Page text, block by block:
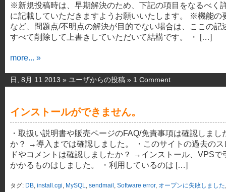
※新規投稿時は、早期解決のため、下記の項目をなるべく
に記載していただきますようお願いいたします。 ※機能の
など、問題点/不明点の解決が目的でない場合は、ここの記
すべて削除して上書きしていただいて結構です。 ・ […]
more... »
日, 8月 11 2013 » ユーザからの投稿 » 1 Comment
インストールができません。
・取扱い説明書や販売ページのFAQ/免責事項は確認しまし
か？ →導入までは確認しました。 ・このサイトの過去のス
ドやコメントは確認しましたか？ →インストール、VPSで
かかるものはしました。 ・利用しているのは […]
タグ: DB, install.cgi, MySQL, sendmail , Software error, オープンに失敗しました